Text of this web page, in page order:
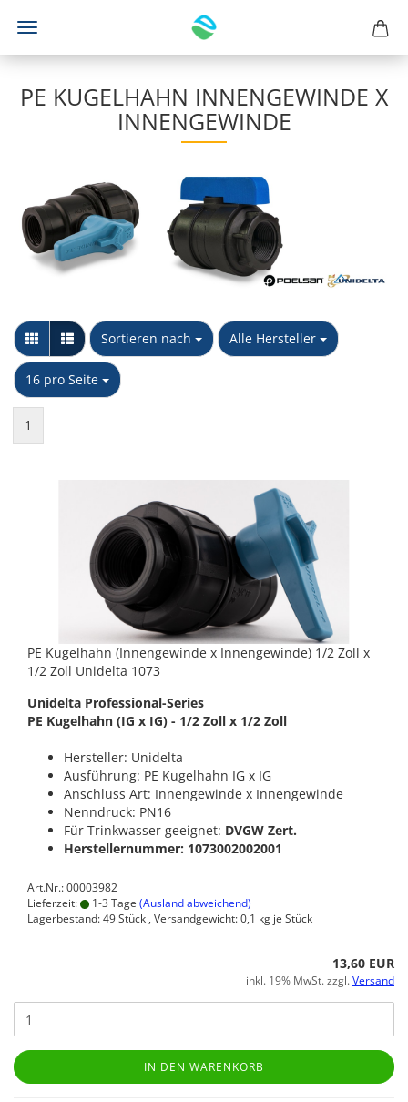
PE KUGELHAHN INNENGEWINDE X
INNENGEWINDE
Sortieren nach
Sortieren nach Alle Hersteller
pro Seite
16 pro Seite
pro Seite
1
PE Kugelhahn (Innengewinde x Innengewinde) 1/2 Zoll x
1/2 Zoll Unidelta 1073
Unidelta Professional-Series
PE Kugelhahn (IG x IG) - 1/2 Zoll x 1/2 Zoll
Hersteller: Unidelta
Ausführung: PE Kugelhahn IG x IG
Anschluss Art: Innengewinde x Innengewinde
Nenndruck: PN16
Für Trinkwasser geeignet: DVGW Zert.
Herstellernummer: 1073002002001
Art.Nr.: 00003982
Lieferzeit:
1-3 Tage (Ausland abweichend)
Lagerbestand: 49 Stück , Versandgewicht:0,1 kg je Stück
13,60 EUR
inkl. 19% MwSt. zzgl.Versand
IN DEN WARENKORB